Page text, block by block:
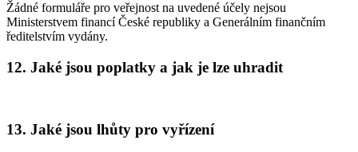
Žádné formuláře pro veřejnost na uvedené účely nejsou
Ministerstvem financí České republiky a Generálním finančním
ředitelstvím vydány.
12. Jaké jsou poplatky a jak je lze uhradit
13. Jaké jsou lhůty pro vyřízení